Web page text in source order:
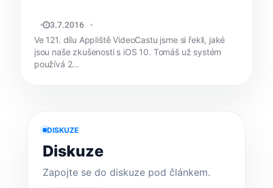
TOMÁŠ SVOBODA
3.7.2016
Ve 121. dílu Appliště VideoCastu jsme si řekli, jaké
jsou naše zkušenosti s iOS 10. Tomáš už systém
používá 2...
DISKUZE
Diskuze
Zapojte se do diskuze pod článkem.